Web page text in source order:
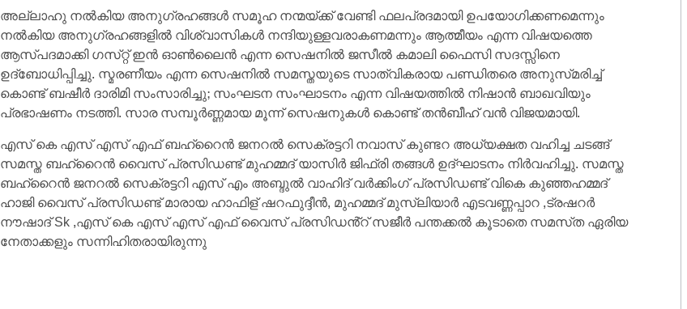
അല്ലാഹു നൽകിയ അനുഗ്രഹങ്ങൾ സമൂഹ നന്മയ്ക്ക് വേണ്ടി ഫലപ്രദമായി ഉപയോഗിക്കണമെന്നും
നൽകിയ അനുഗ്രഹങ്ങളിൽ വിശ്വാസികൾ നന്ദിയുള്ളവരാകണമന്നും ആത്മീയം എന്ന വിഷയത്തെ
ആസ്പദമാക്കി ഗസ്‌റ്റ് ഇൻ ഓൺലൈൻ എന്ന സെഷനിൽ ജസീൽ കമാലി ഫൈസി സദസ്സിനെ
ഉദ്ബോധിപ്പിച്ചു. സ്മരണീയം എന്ന സെഷനിൽ സമസ്തയുടെ സാത്വികരായ പണ്ഡിതരെ അനുസ്‌മരിച്ച്
കൊണ്ട് ബഷീർ ദാരിമി സംസാരിച്ചു; സംഘടന സംഘാടനം എന്ന വിഷയത്തിൽ നിഷാൻ ബാഖവിയും
പ്രഭാഷണം നടത്തി. സാര സമ്പൂർണ്ണമായ മൂന്ന് സെഷനുകൾ കൊണ്ട് തൻബീഹ് വൻ വിജയമായി.
എസ് കെ എസ് എസ് എഫ് ബഹ്റൈൻ ജനറൽ സെക്രട്ടറി നവാസ് കുണ്ടറ അധ്യക്ഷത വഹിച്ച ചടങ്ങ്
സമസ്ത ബഹ്റൈൻ വൈസ് പ്രസിഡണ്ട് മുഹമ്മദ് യാസിർ‍ ജിഫ്രി തങ്ങൾ ഉദ്ഘാടനം നിർവഹിച്ചു. സമസ്ത
ബഹ്റൈൻ ജനറൽ സെക്രട്ടറി എസ് എം അബ്ദുൽ വാഹിദ് വർക്കിംഗ് പ്രസിഡണ്ട് വികെ കുഞ്ഞഹമ്മദ്
ഹാജി വൈസ് പ്രസിഡണ്ട് മാരായ ഹാഫിള് ഷറഫുദ്ദീൻ, മുഹമ്മദ് മുസ്‌ലിയാർ എടവണ്ണപ്പാറ ,ട്രഷറർ
നൗഷാദ് Sk ,എസ് കെ എസ് എസ് എഫ് വൈസ് പ്രസിഡൻ്റ് സജീർ പന്തക്കൽ കൂടാതെ സമസ്‌ത ഏരിയ
നേതാക്കളും സന്നിഹിതരായിരുന്നു